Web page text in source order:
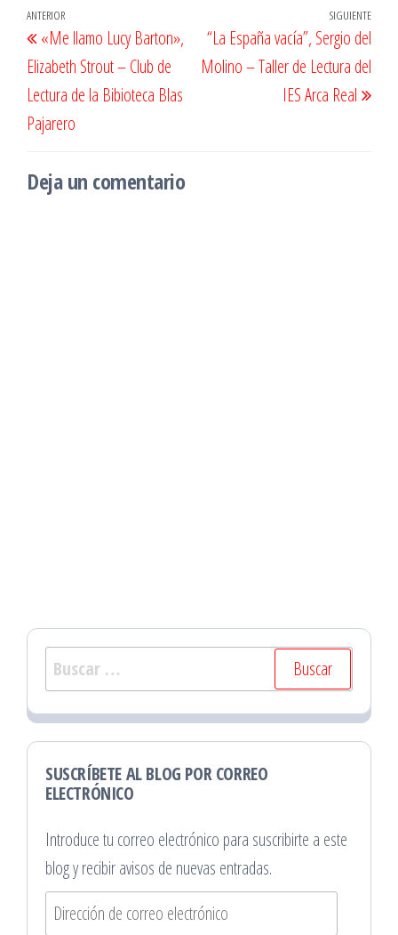
Navegación
de
entradas
Entrada
anterior
ANTERIOR
«Me llamo Lucy Barton»,
Elizabeth Strout – Club de
Lectura de la Bibioteca Blas
Pajarero
SIGUIENTE
“La España vacía”, Sergio del
Molino – Taller de Lectura del
IES Arca Real
Deja un comentario
Buscar:
SUSCRÍBETE AL BLOG POR CORREO
ELECTRÓNICO
Introduce tu correo electrónico para suscribirte a este
blog y recibir avisos de nuevas entradas.
Dirección